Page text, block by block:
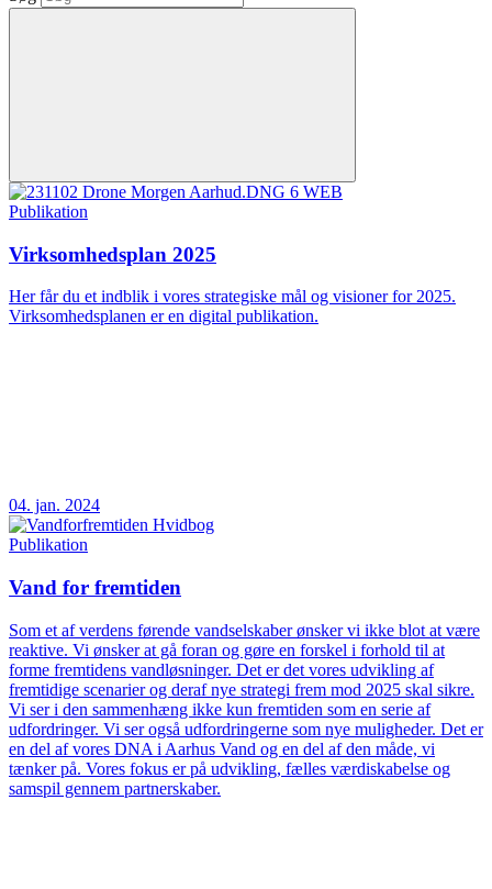
Publikation
Virksomhedsplan 2025
Her får du et indblik i vores strategiske mål og visioner for 2025.
Virksomhedsplanen er en digital publikation.
04. jan. 2024
Publikation
Vand for fremtiden
Som et af verdens førende vandselskaber ønsker vi ikke blot at være
reaktive. Vi ønsker at gå foran og gøre en forskel i forhold til at
forme fremtidens vandløsninger. Det er det vores udvikling af
fremtidige scenarier og deraf nye strategi frem mod 2025 skal sikre.
Vi ser i den sammenhæng ikke kun fremtiden som en serie af
udfordringer. Vi ser også udfordringerne som nye muligheder. Det er
en del af vores DNA i Aarhus Vand og en del af den måde, vi
tænker på. Vores fokus er på udvikling, fælles værdiskabelse og
samspil gennem partnerskaber.